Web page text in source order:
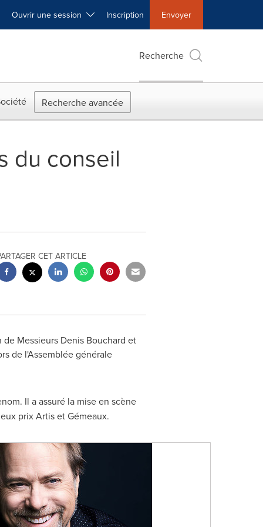
Ouvrir une session Inscription Envoyer
Recherche
Recherche avancée
du conseil
CET ARTICLE
Messieurs Denis Bouchard et
de l'Assemblée générale
Il a assuré la mise en scène
prix Artis et Gémeaux.